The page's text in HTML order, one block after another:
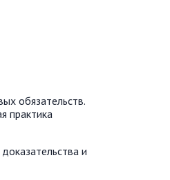
обязательств.
практика
и